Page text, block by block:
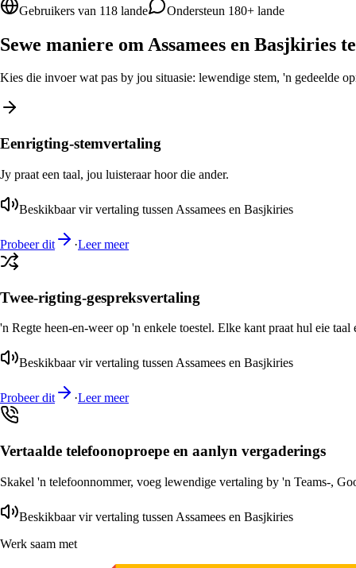
Gebruikers van 118 lande Ondersteun 180+ lande
Sewe maniere om Assamees en Basjkiries
Kies die invoer wat pas by jou situasie: lewendige stem, 'n gedeelde
Eenrigting-stemvertaling
Jy praat een taal, jou luisteraar hoor die ander.
Beskikbaar vir vertaling tussen Assamees en Basjkiries
Probeer dit ·Leer meer
Twee-rigting-gespreksvertaling
'n Regte heen-en-weer op 'n enkele toestel. Elke kant praat hul eie taal
Beskikbaar vir vertaling tussen Assamees en Basjkiries
Probeer dit ·Leer meer
Vertaalde telefoonoproepe en aanlyn vergaderings
Skakel 'n telefoonnommer, voeg lewendige vertaling by 'n Teams-,
Beskikbaar vir vertaling tussen Assamees en Basjkiries
Werk saam met